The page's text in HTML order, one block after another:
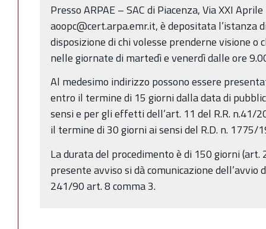
Presso ARPAE – SAC di Piacenza, Via XXI
aoopc@cert.arpa.emr.it, è depositata l’istanza
disposizione di chi volesse prenderne visione
nelle giornate di martedì e venerdì dalle ore
Al medesimo indirizzo possono essere
entro il termine di 15 giorni dalla data di
sensi e per gli effetti dell’art. 11 del R.R. n.41/
il termine di 30 giorni ai sensi del R.D. n. 1775/
La durata del procedimento è di 150 giorni (art.
presente avviso si dà comunicazione dell’avvio
241/90 art. 8 comma 3.